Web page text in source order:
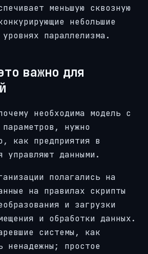
меньшую сквозную
небольшие
параллелизма.
важно для
необходима модель с
нужно
как предприятия в
управляют данными.
полагались на
на правилах скрипты
и загрузки
и обработки данных.
системы, как
ненадежны; простое